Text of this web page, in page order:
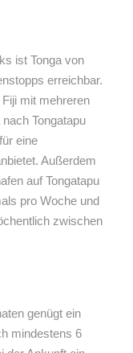
ist Tonga von
erreichbar.
mit mehreren
Tongatapu
eine
Außerdem
auf Tongatapu
pro Woche und
zwischen
genügt ein
mindestens 6